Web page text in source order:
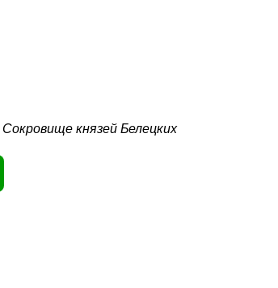
Сокровище князей Белецких